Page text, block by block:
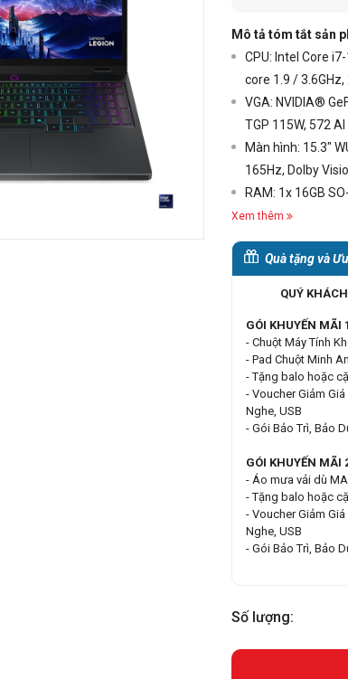
Mô tả tóm tắt sản
CPU: Intel Core
core 1.9 / 3.6GHz,
VGA: NVIDIA®
TGP 115W, 572 AI
Màn hình: 15.3"
165Hz, Dolby
RAM: 1x 16GB
Xem thêm
Quà tặng và
QUÝ
GÓI KHUYẾN MÃI
- Chuột Máy Tính
- Pad Chuột Minh An
- Tặng balo hoặc
- Voucher Giảm
Nghe, USB
- Gói Bảo Trì, Bảo
GÓI KHUYẾN MÃI
- Áo mưa vải dù
- Tặng balo hoặc
- Voucher Giảm
Nghe, USB
- Gói Bảo Trì, Bảo
Số lượng: